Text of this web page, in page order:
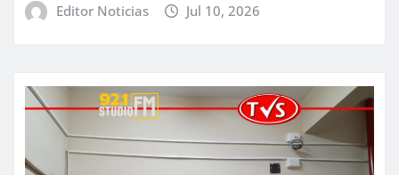
Editor Noticias Jul 10, 2026